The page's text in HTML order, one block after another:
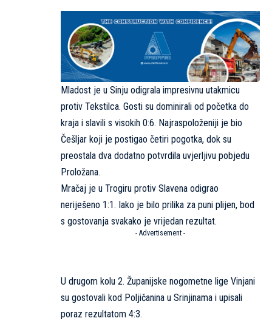
Mladost je u Sinju odigrala impresivnu utakmicu
protiv Tekstilca. Gosti su dominirali od početka do
kraja i slavili s visokih 0:6. Najraspoloženiji je bio
Češljar koji je postigao četiri pogotka, dok su
preostala dva dodatno potvrdila uvjerljivu pobjedu
Proložana.
Mračaj je u Trogiru protiv Slavena odigrao
neriješeno 1:1. Iako je bilo prilika za puni plijen, bod
s gostovanja svakako je vrijedan rezultat.
- Advertisement -
U drugom kolu 2. Županijske nogometne lige Vinjani
su gostovali kod Poljičanina u Srinjinama i upisali
poraz rezultatom 4:3.